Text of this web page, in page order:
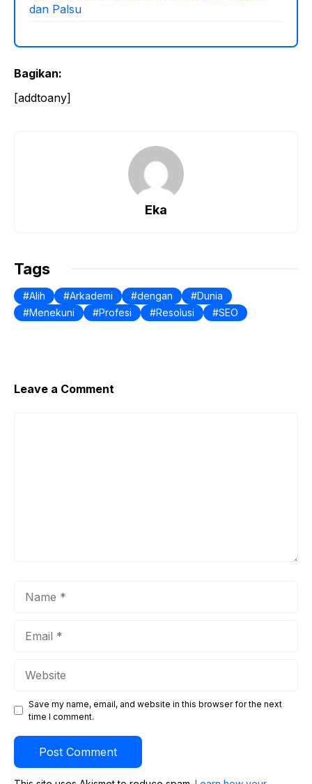
dan Palsu
Bagikan:
[addtoany]
Eka
Tags
Alih Arkademi dengan
Dunia
Menekuni
Profesi Resolusi SEO
Leave a Comment
Save my name, email, and website in this browser for the next
time I comment.